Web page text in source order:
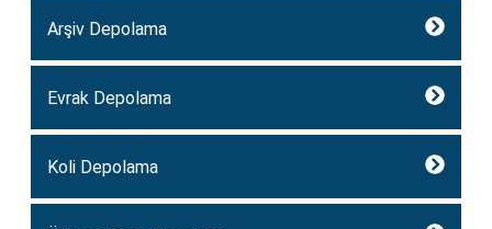
Arşiv Depolama
Evrak Depolama
Koli Depolama